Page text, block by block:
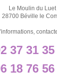
Le Moulin du Luet
28700 Béville le
37 31
18 76